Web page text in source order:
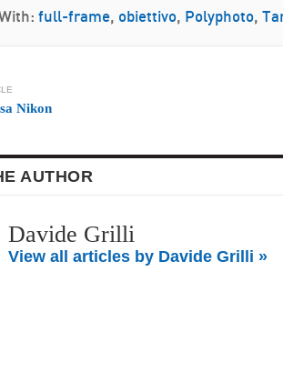
full-frame, obiettivo, Polyphoto,
Nikon
AUTHOR
Davide Grilli
View all articles by Davide Grilli »